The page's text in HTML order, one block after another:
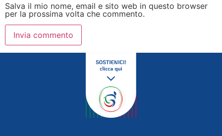
Salva il mio nome, email e sito web in questo browser
per la prossima volta che commento.